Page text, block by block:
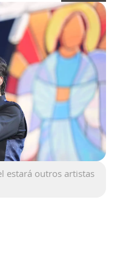
estará outros artistas